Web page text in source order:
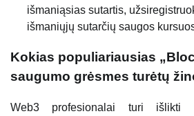
išmaniąsias sutartis,
išmaniųjų sutarčių saugos
Kokias populiariausias
saugumo grėsmes turėtų
Web3 profesionalai turi išlikti